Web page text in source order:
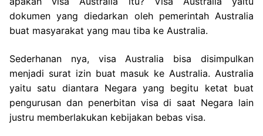
dokumen yang diedarkan oleh pemerintah Australia
buat masyarakat yang mau tiba ke Australia.
Sederhanan nya, visa Australia bisa disimpulkan
menjadi surat izin buat masuk ke Australia. Australia
yaitu satu diantara Negara yang begitu ketat buat
pengurusan dan penerbitan visa di saat Negara lain
justru memberlakukan kebijakan bebas visa.